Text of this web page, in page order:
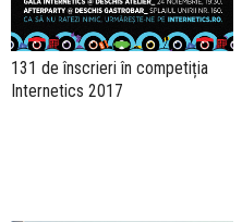
131 de înscrieri în competiția
Internetics 2017